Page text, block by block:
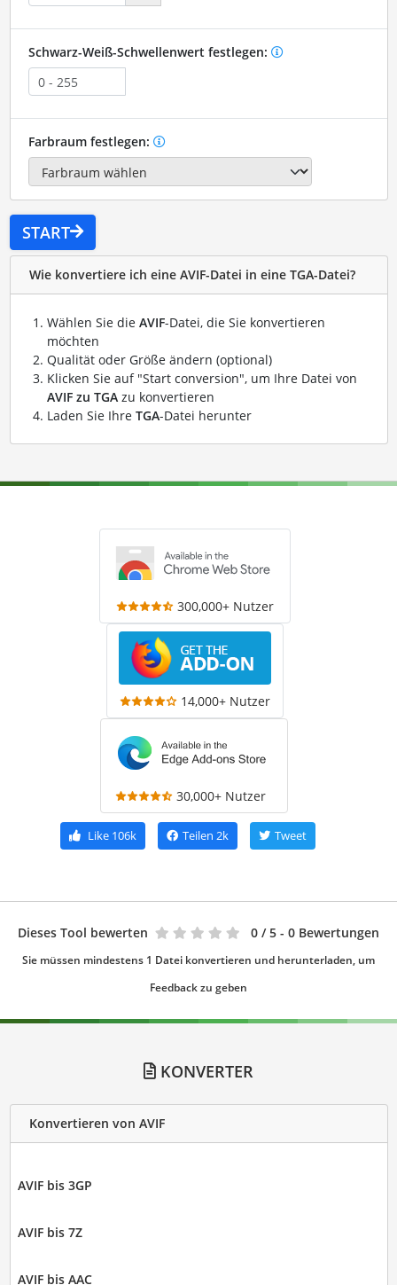
Schwarz-Weiß-Schwellenwert festlegen:
Farbraum festlegen:
START
Wie konvertiere ich eine AVIF-Datei in eine TGA-Datei?
Wählen Sie die AVIF-Datei, die Sie konvertieren
möchten
Qualität oder Größe ändern (optional)
Klicken Sie auf "Start conversion", um Ihre Datei von
AVIF zu TGAzu konvertieren
Laden Sie Ihre TGA-Datei herunter
300,000+ Nutzer
14,000+ Nutzer
30,000+ Nutzer
Like 106k Teilen 2k Tweet
Dieses Tool bewerten 0 / 5 - 0 Bewertungen
Sie müssen mindestens 1 Datei konvertieren und herunterladen, um
Feedback zu geben
KONVERTER
Konvertieren von AVIF
AVIF bis 3GP
AVIF bis 7Z
AVIF bis AAC